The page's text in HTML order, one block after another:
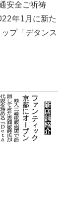
安全ご祈祷
年1月に新た
プ「デタンス